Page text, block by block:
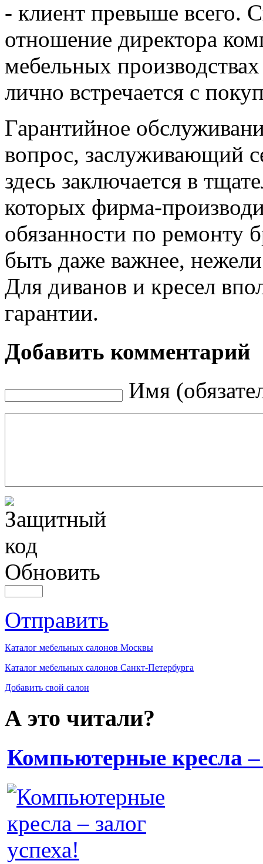
- клиент превыше всего.
отношение директора
мебельных
лично встречается с
Гарантийное
вопрос, заслуживающий
здесь заключается в
которых фирма-
обязанности по ремонту
быть даже важнее,
Для диванов и кресел
гарантии.
Добавить комментарий
Имя
Обновить
Отправить
Каталог мебельных салонов Москвы
Каталог мебельных салонов Санкт-Петербурга
Добавить свой салон
А это читали?
Компьютерные кресла –